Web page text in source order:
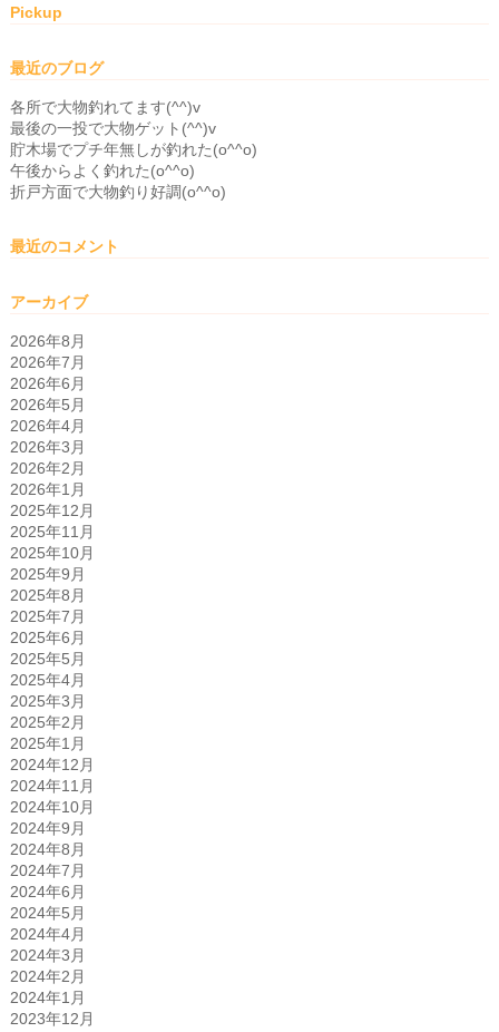
Pickup
最近のブログ
各所で大物釣れてます(^^)v
最後の一投で大物ゲット(^^)v
貯木場でプチ年無しが釣れた(o^^o)
午後からよく釣れた(o^^o)
折戸方面で大物釣り好調(o^^o)
最近のコメント
アーカイブ
2026年8月
2026年7月
2026年6月
2026年5月
2026年4月
2026年3月
2026年2月
2026年1月
2025年12月
2025年11月
2025年10月
2025年9月
2025年8月
2025年7月
2025年6月
2025年5月
2025年4月
2025年3月
2025年2月
2025年1月
2024年12月
2024年11月
2024年10月
2024年9月
2024年8月
2024年7月
2024年6月
2024年5月
2024年4月
2024年3月
2024年2月
2024年1月
2023年12月